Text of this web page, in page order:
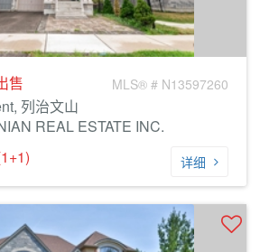
售 MLS® # N13597260
列治文山
REAL ESTATE INC.
详细